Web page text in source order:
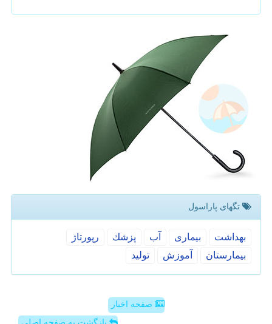
تگهای پاراسول
بهداشت بیماری آب پزشك
رپورتاژ
بیمارستان
آموزش تولید
صفحه اخبار